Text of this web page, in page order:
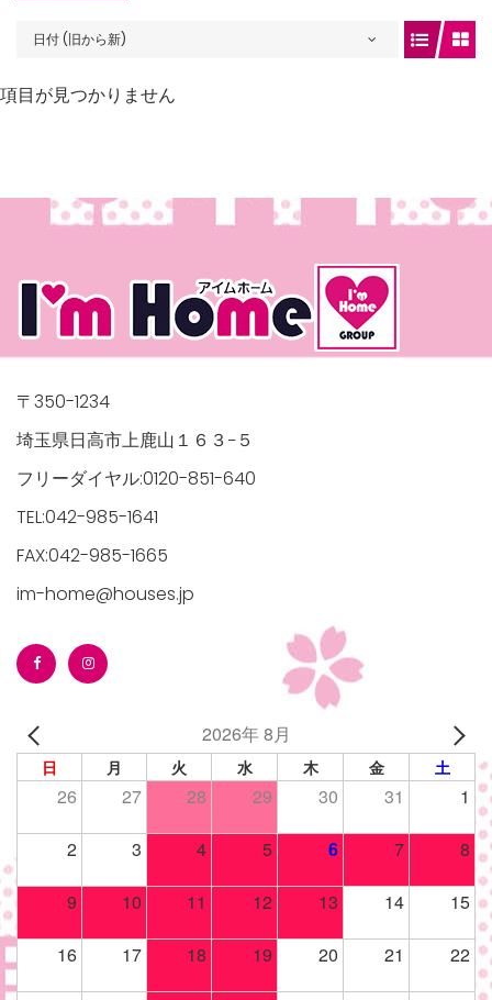
日付 (旧から新)
項目が見つかりません
top-
manager/wp-
top-
manager/wp-
top-
〒350-1234
埼玉県日高市上鹿山１６３−５
フリーダイヤル:0120-851-640
TEL:042-985-1641
FAX:042-985-1665
im-home@houses.jp
2026年 8月
日 月 火 水 木 金 土
26 27 28 29 30 31 1
2 3 4 5 6 7 8
9 10 11 12 13 14 15
16 17 18 19 20 21 22